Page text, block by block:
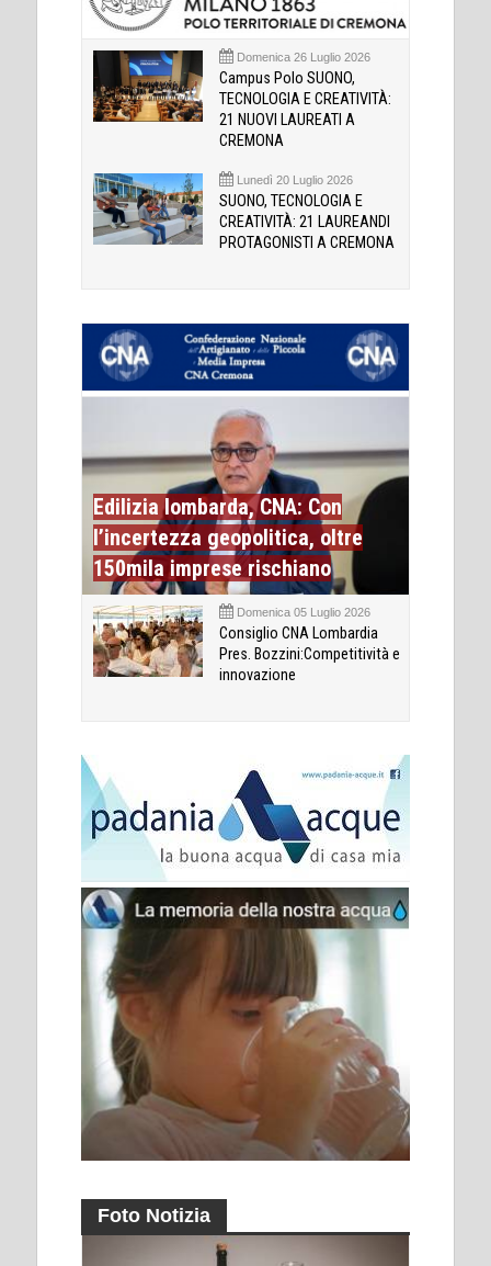
Domenica 26 Luglio 2026
Campus Polo SUONO,
TECNOLOGIA E CREATIVITÀ:
21 NUOVI LAUREATI A
CREMONA
Lunedì 20 Luglio 2026
SUONO, TECNOLOGIA E
CREATIVITÀ: 21 LAUREANDI
PROTAGONISTI A CREMONA
Edilizia lombarda, CNA: Con
l’incertezza geopolitica, oltre
150mila imprese rischiano
Domenica 05 Luglio 2026
Consiglio CNA Lombardia
Pres. Bozzini:Competitività e
innovazione
Foto Notizia